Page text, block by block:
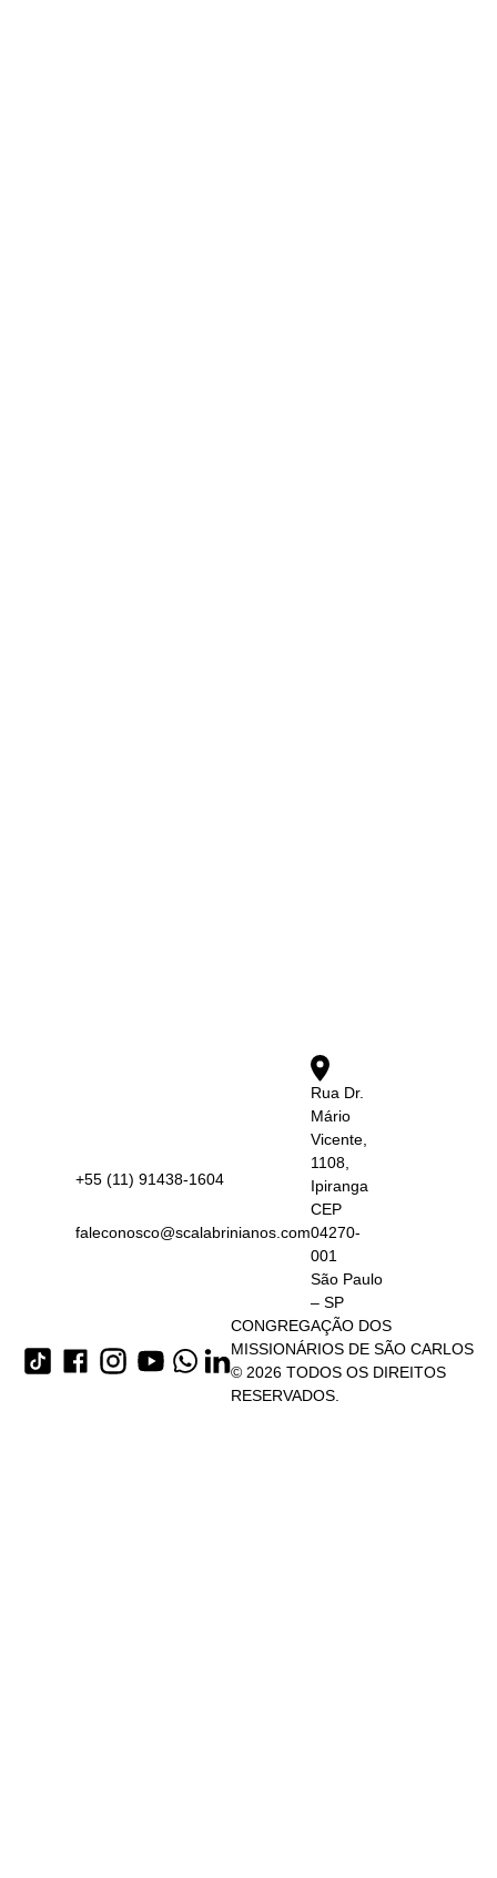
+55 (11) 91438-1604
faleconosco@scalabrinianos.com
Rua Dr.
Mário
Vicente,
1108,
Ipiranga
CEP
04270-
001
São Paulo
– SP
CONGREGAÇÃO DOS
MISSIONÁRIOS DE SÃO CARLOS
© 2026 TODOS OS DIREITOS
RESERVADOS.